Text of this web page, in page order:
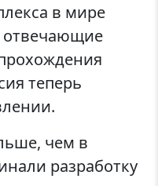
в мире
отвечающие
теперь
чем в
разработку